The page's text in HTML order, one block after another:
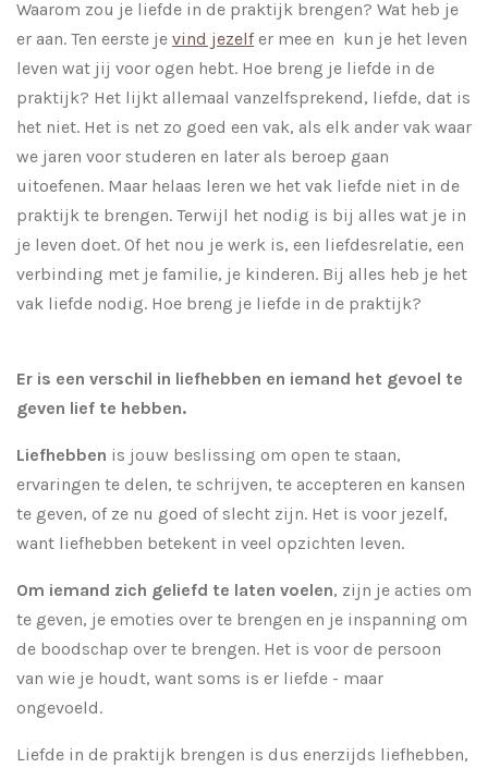
Waarom zou je liefde in de praktijk brengen? Wat heb je
er aan. Ten eerste je vind jezelfer mee en kun je het leven
leven wat jij voor ogen hebt. Hoe breng je liefde in de
praktijk? Het lijkt allemaal vanzelfsprekend, liefde, dat is
het niet. Het is net zo goed een vak, als elk ander vak waar
we jaren voor studeren en later als beroep gaan
uitoefenen. Maar helaas leren we het vak liefde niet in de
praktijk te brengen. Terwijl het nodig is bij alles wat je in
je leven doet. Of het nou je werk is, een liefdesrelatie, een
verbinding met je familie, je kinderen. Bij alles heb je het
vak liefde nodig. Hoe breng je liefde in de praktijk?
Er is een verschil in liefhebben en iemand het gevoel te
geven lief te hebben.
Liefhebben is jouw beslissing om open te staan,
ervaringen te delen, te schrijven, te accepteren en kansen
te geven, of ze nu goed of slecht zijn. Het is voor jezelf,
want liefhebben betekent in veel opzichten leven.
Om iemand zich geliefd te laten voelen, zijn je acties om
te geven, je emoties over te brengen en je inspanning om
de boodschap over te brengen. Het is voor de persoon
van wie je houdt, want soms is er liefde - maar
ongevoeld.
Liefde in de praktijk brengen is dus enerzijds liefhebben,